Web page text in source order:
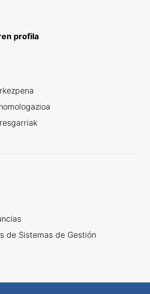
profila
de Sistemas de Gestión